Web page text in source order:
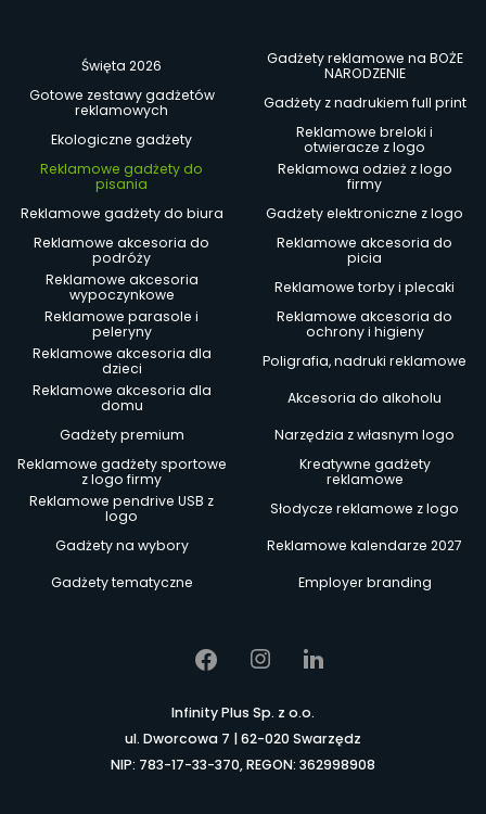
Święta 2026
Gadżety reklamowe na BOŻE
NARODZENIE
Gotowe zestawy gadżetów
reklamowych
Gadżety z nadrukiem full print
Ekologiczne gadżety
Reklamowe breloki i
otwieracze z logo
Reklamowe gadżety do
pisania
Reklamowa odzież z logo
firmy
Reklamowe gadżety do biura
Gadżety elektroniczne z logo
Reklamowe akcesoria do
podróży
Reklamowe akcesoria do
picia
Reklamowe akcesoria
wypoczynkowe
Reklamowe torby i plecaki
Reklamowe parasole i
peleryny
Reklamowe akcesoria do
ochrony i higieny
Reklamowe akcesoria dla
dzieci
Poligrafia, nadruki reklamowe
Reklamowe akcesoria dla
domu
Akcesoria do alkoholu
Gadżety premium
Narzędzia z własnym logo
Reklamowe gadżety sportowe
z logo firmy
Kreatywne gadżety
reklamowe
Reklamowe pendrive USB z
logo
Słodycze reklamowe z logo
Gadżety na wybory
Reklamowe kalendarze 2027
Gadżety tematyczne
Employer branding
Infinity Plus Sp. z o.o.
ul. Dworcowa 7 | 62-020 Swarzędz
NIP: 783-17-33-370, REGON: 362998908